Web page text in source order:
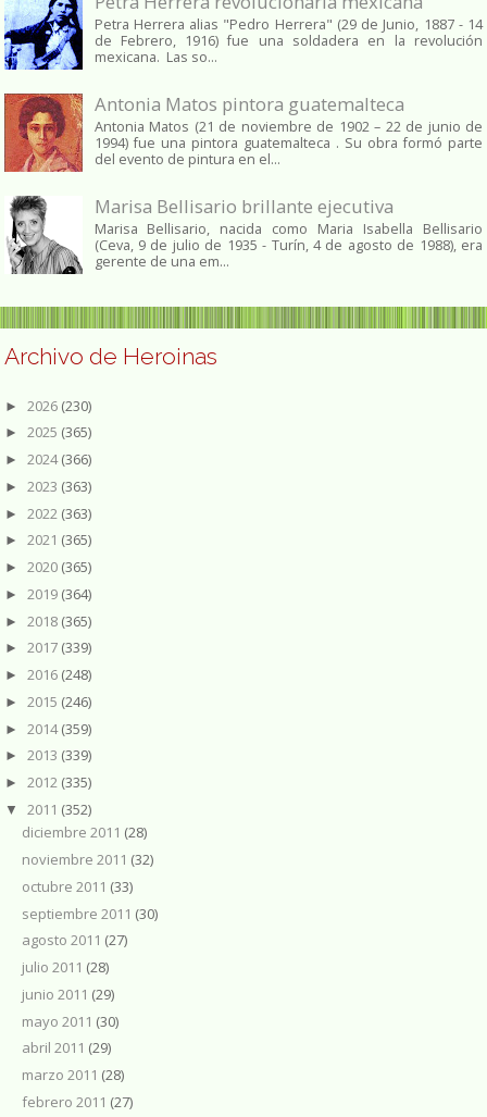
Petra Herrera alias "Pedro Herrera" (29 de Junio, 1887 - 14
de Febrero, 1916) fue una soldadera en la revolución
mexicana. Las so...
Antonia Matos pintora guatemalteca
Antonia Matos (21 de noviembre de 1902 – 22 de junio de
1994) fue una pintora guatemalteca . Su obra formó parte
del evento de pintura en el...
Marisa Bellisario brillante ejecutiva
Marisa Bellisario, nacida como Maria Isabella Bellisario
(Ceva, 9 de julio de 1935 - Turín, 4 de agosto de 1988), era
gerente de una em...
Archivo de Heroinas
► 2026 (230)
► 2025 (365)
► 2024(366)
► 2023 (363)
► 2022 (363)
► 2021 (365)
► 2020 (365)
► 2019 (364)
► 2018 (365)
► 2017 (339)
► 2016 (248)
► 2015 (246)
► 2014(359)
► 2013 (339)
► 2012 (335)
▼ 2011 (352)
diciembre 2011 (28)
noviembre 2011 (32)
octubre 2011 (33)
septiembre 2011 (30)
agosto 2011 (27)
julio 2011 (28)
junio 2011 (29)
mayo 2011 (30)
abril 2011 (29)
marzo 2011 (28)
febrero 2011 (27)